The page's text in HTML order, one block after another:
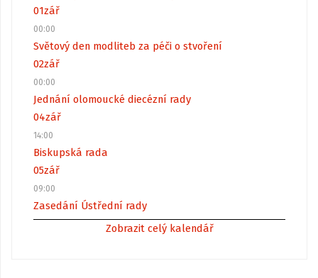
01zář
00:00
Světový den modliteb za péči o stvoření
02zář
00:00
Jednání olomoucké diecézní rady
04zář
14:00
Biskupská rada
05zář
09:00
Zasedání Ústřední rady
Zobrazit celý kalendář